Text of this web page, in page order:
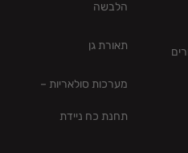
הלבשה
תאורת גן
מערכות סולאריות –
תחנת כח ניידת